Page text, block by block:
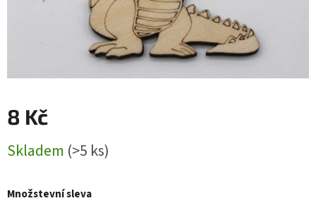
8 Kč
cena:
Skladem (>5 ks)
Množstevní sleva